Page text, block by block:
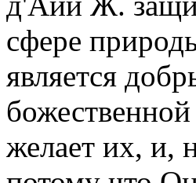
сфере
является
желает их, и,